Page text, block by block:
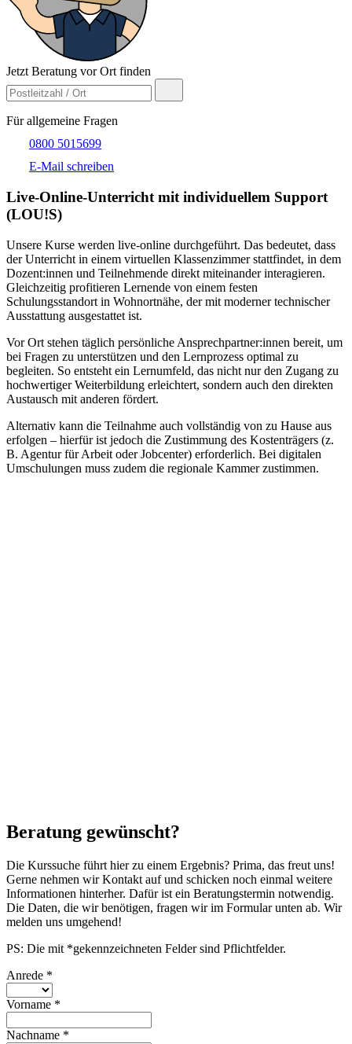
Jetzt Beratung vor Ort finden
Für allgemeine Fragen
0800 5015699
E-Mail schreiben
Live-​Online-Unterricht mit individuellem Support
(LOU!S)
Unsere Kurse werden live-online durchgeführt. Das bedeutet, dass
der Unterricht in einem virtuellen Klassenzimmer stattfindet, in dem
Dozent:innen und Teilnehmende direkt miteinander interagieren.
Gleichzeitig profitieren Lernende von einem festen
Schulungsstandort in Wohnortnähe, der mit moderner technischer
Ausstattung ausgestattet ist.
Vor Ort stehen täglich persönliche Ansprechpartner:innen bereit, um
bei Fragen zu unterstützen und den Lernprozess optimal zu
begleiten. So entsteht ein Lernumfeld, das nicht nur den Zugang zu
hochwertiger Weiterbildung erleichtert, sondern auch den direkten
Austausch mit anderen fördert.
Alternativ kann die Teilnahme auch vollständig von zu Hause aus
erfolgen – hierfür ist jedoch die Zustimmung des Kostenträgers (z.
B. Agentur für Arbeit oder Jobcenter) erforderlich. Bei digitalen
Umschulungen muss zudem die regionale Kammer zustimmen.
Beratung gewünscht?
Die Kurssuche führt hier zu einem Ergebnis? Prima, das freut uns!
Gerne nehmen wir Kontakt auf und schicken noch einmal weitere
Informationen hinterher. Dafür ist ein Beratungstermin notwendig.
Die Daten, die wir benötigen, fragen wir im Formular unten ab. Wir
melden uns umgehend!
PS: Die mit *gekennzeichneten Felder sind Pflichtfelder.
Anrede *
Vorname *
Nachname *